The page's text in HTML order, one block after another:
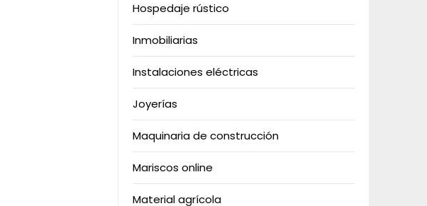
Hospedaje rústico
Inmobiliarias
Instalaciones eléctricas
Joyerías
Maquinaria de construcción
Mariscos online
Material agrícola